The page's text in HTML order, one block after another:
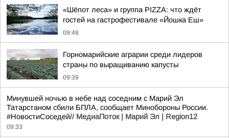
«Шёпот леса» и группа PIZZA: что ждёт
гостей на гастрофестивале «Йошка Еш»
09:48
Горномарийские аграрии среди лидеров
страны по выращиванию капусты
09:39
Минувшей ночью в небе над соседним с Марий Эл
Татарстаном сбили БПЛА, сообщает Минобороны России.
#НовостиСоседей// МедиаПоток | Марий Эл | Region12
09:33